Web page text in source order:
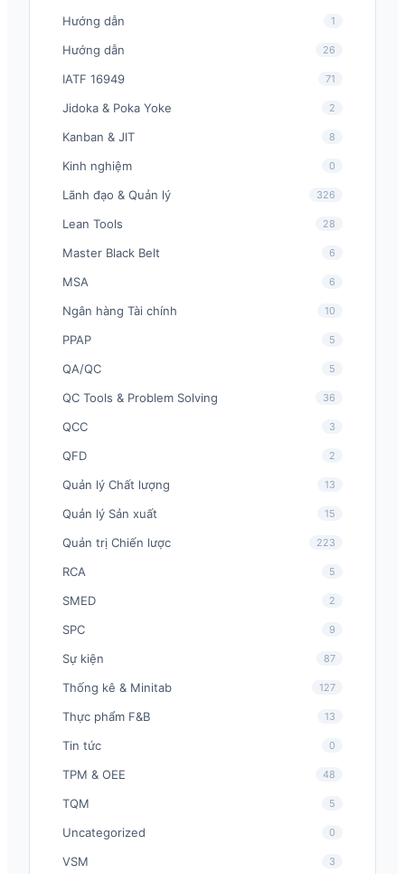
Hướng dẫn 1
Hướng dẫn 26
IATF 16949 71
Jidoka & Poka Yoke 2
Kanban & JIT 8
Kinh nghiệm 0
Lãnh đạo & Quản lý 326
Lean Tools 28
Master Black Belt 6
MSA 6
Ngân hàng Tài chính 10
PPAP 5
QA/QC 5
QC Tools & Problem Solving 36
QCC 3
QFD 2
Quản lý Chất lượng 13
Quản lý Sản xuất 15
Quản trị Chiến lược 223
RCA 5
SMED 2
SPC 9
Sự kiện 87
Thống kê & Minitab 127
Thực phẩm F&B 13
Tin tức 0
TPM & OEE 48
TQM 5
Uncategorized 0
VSM 3